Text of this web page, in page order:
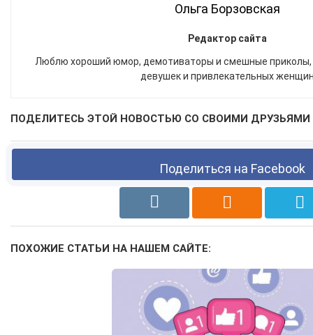
Ольга Борзовская
Редактор сайта
Люблю хороший юмор, демотиваторы и смешные
девушек и привлекательных
ПОДЕЛИТЕСЬ ЭТОЙ НОВОСТЬЮ СО СВОИМИ ДРУЗЬЯМИ
Поделиться на Facebook
ПОХОЖИЕ СТАТЬИ НА НАШЕМ САЙТЕ: